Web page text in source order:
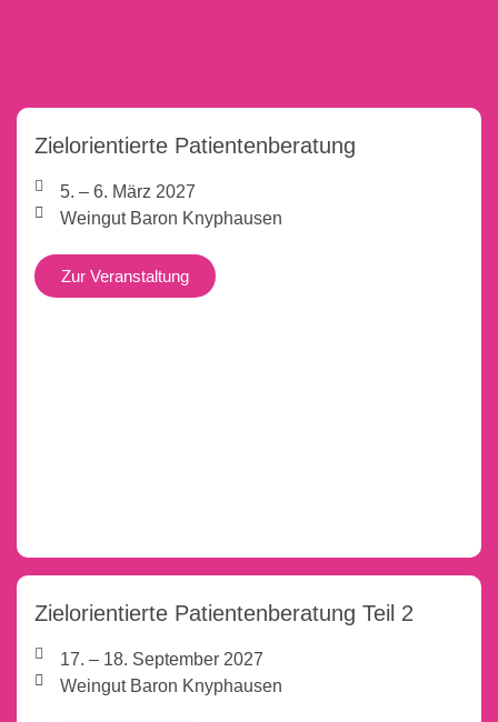
Zielorientierte Patientenberatung
5. – 6. März 2027
Weingut Baron Knyphausen
Zur Veranstaltung
Zielorientierte Patientenberatung Teil 2
17. – 18. September 2027
Weingut Baron Knyphausen